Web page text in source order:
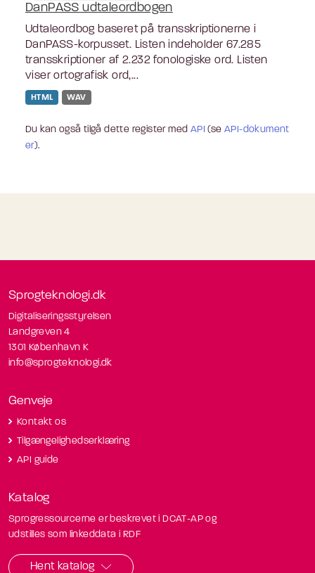
DanPASS udtaleordbogen
Udtaleordbog baseret på transskriptionerne i
DanPASS-korpusset. Listen indeholder 67.285
transskriptioner af 2.232 fonologiske ord. Listen
viser ortografisk ord,...
HTML WAV
Du kan også tilgå dette register med API (seAPI-dokument
er).
Sprogteknologi.dk
Digitaliseringsstyrelsen
Landgreven 4
1301 København K
info@sprogteknologi.dk
Genveje
Kontakt os
Tilgængelighedserklæring
API guide
Katalog
Sprogressourcerne er beskrevet i DCAT-AP og
udstilles som linkeddata i RDF
Hent katalog